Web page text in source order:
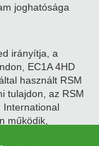
joghatósága
irányítja, a
EC1A 4HD
használt RSM
tulajdon, az RSM
International
működik,